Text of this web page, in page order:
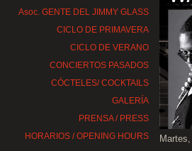
Asoc. GENTE DEL JIMMY GLASS
CICLO DE PRIMAVERA
CICLO DE VERANO
CONCIERTOS PASADOS
CÓCTELES/ COCKTAILS
GALERÍA
PRENSA / PRESS
HORARIOS / OPENING HOURS